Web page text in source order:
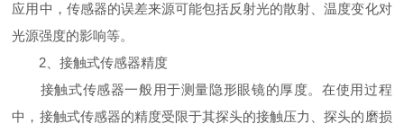
应用中，传感器的误差来源可能包括反射光的散射、温度变化对
光源强度的影响等。
2、接触式传感器精度
接触式传感器一般用于测量隐形眼镜的厚度。在使用过程
中，接触式传感器的精度受限于其探头的接触压力、探头的磨损